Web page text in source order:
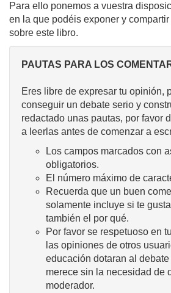
Para ello ponemos a vuestra
en la que podéis exponer y
sobre este libro.
PAUTAS PARA LOS
Eres libre de expresar tu opinión,
conseguir un debate serio y
redactado unas pautas, por favor
a leerlas antes de comenzar a
Los campos marcados con
obligatorios.
El número máximo de
Recuerda que un buen
solamente incluye si te
también el por qué.
Por favor se respetuoso en
las opiniones de otros
educación dotaran al
merece sin la necesidad de
moderador.